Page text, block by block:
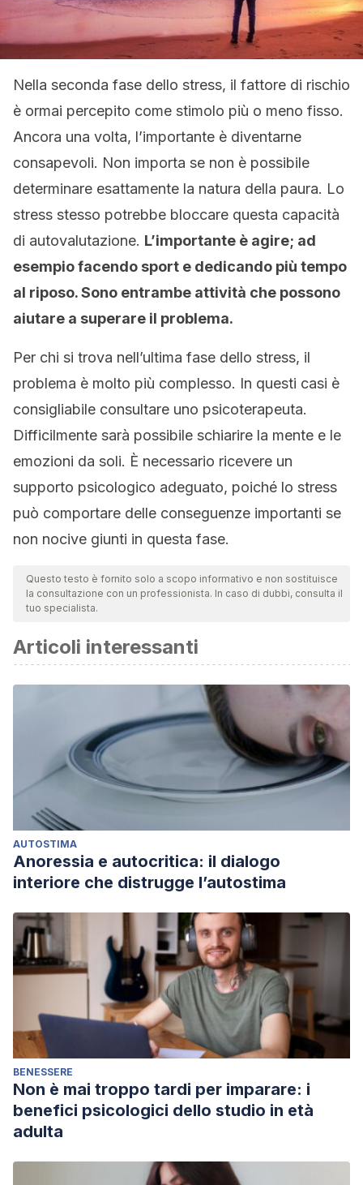
Nella seconda fase dello stress, il fattore di rischio
è ormai percepito come stimolo più o meno fisso.
Ancora una volta, l’importante è diventarne
consapevoli. Non importa se non è possibile
determinare esattamente la natura della paura. Lo
stress stesso potrebbe bloccare questa capacità
di autovalutazione. L’importante è agire; ad
esempio facendo sport e dedicando più tempo
al riposo. Sono entrambe attività che possono
aiutare a superare il problema.
Per chi si trova nell’ultima fase dello stress, il
problema è molto più complesso. In questi casi è
consigliabile consultare uno psicoterapeuta.
Difficilmente sarà possibile schiarire la mente e le
emozioni da soli. È necessario ricevere un
supporto psicologico adeguato, poiché lo stress
può comportare delle conseguenze importanti se
non nocive giunti in questa fase.
Questo testo è fornito solo a scopo informativo e non sostituisce
la consultazione con un professionista. In caso di dubbi, consulta il
tuo specialista.
Articoli interessanti
AUTOSTIMA
Anoressia e autocritica: il dialogo
interiore che distrugge l’autostima
BENESSERE
Non è mai troppo tardi per imparare: i
benefici psicologici dello studio in età
adulta